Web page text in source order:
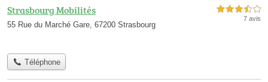
Strasbourg Mobilités
55 Rue du Marché Gare, 67200 Strasbourg
3,5 étoiles sur 5
7 avis
Téléphone